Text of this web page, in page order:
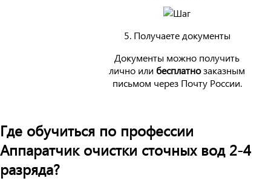
5. Получаете документы
Документы можно получить
лично или бесплатнозаказным
письмом через Почту России.
Где обучиться по профессии
Аппаратчик очистки сточных вод 2-4
разряда?